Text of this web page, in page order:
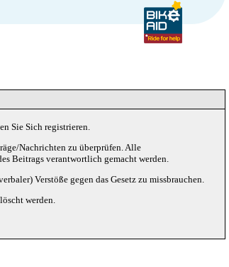
Sie Sich registrieren.
Nachrichten zu überprüfen. Alle
Beitrags verantwortlich gemacht werden.
Verstöße gegen das Gesetz zu missbrauchen.
werden.